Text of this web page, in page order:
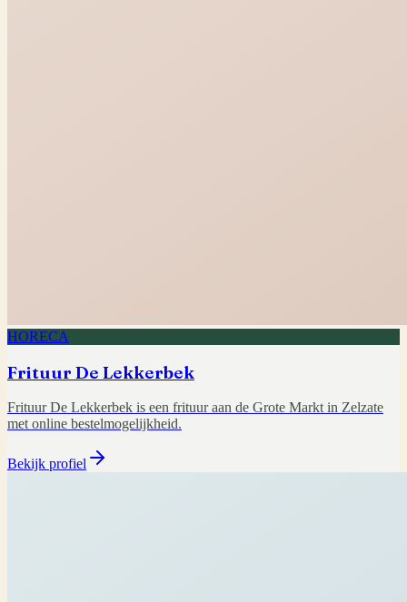
HORECA
Frituur De Lekkerbek
Frituur De Lekkerbek is een frituur aan de Grote Markt in Zelzate
met online bestelmogelijkheid.
Bekijk profiel